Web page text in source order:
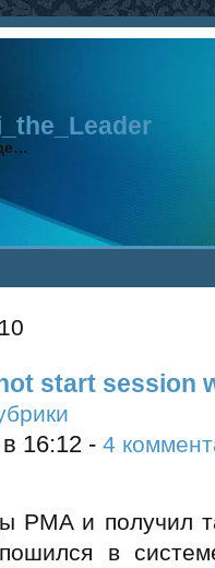
start session
16:12 - 4
PMA и получил
в